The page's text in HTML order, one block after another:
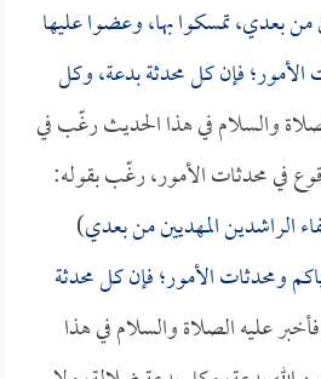
من بعدي، تمسكوا بها، وعضوا عليها
الأمور؛ فإن كل محدثة بدعة، وكل
والسلام في هذا الحديث رغّب في
في محدثات الأمور، رغّب بقوله:
الراشدين المهديين من بعدي)
ومحدثات الأمور؛ فإن كل محدثة
عليه الصلاة والسلام في هذا